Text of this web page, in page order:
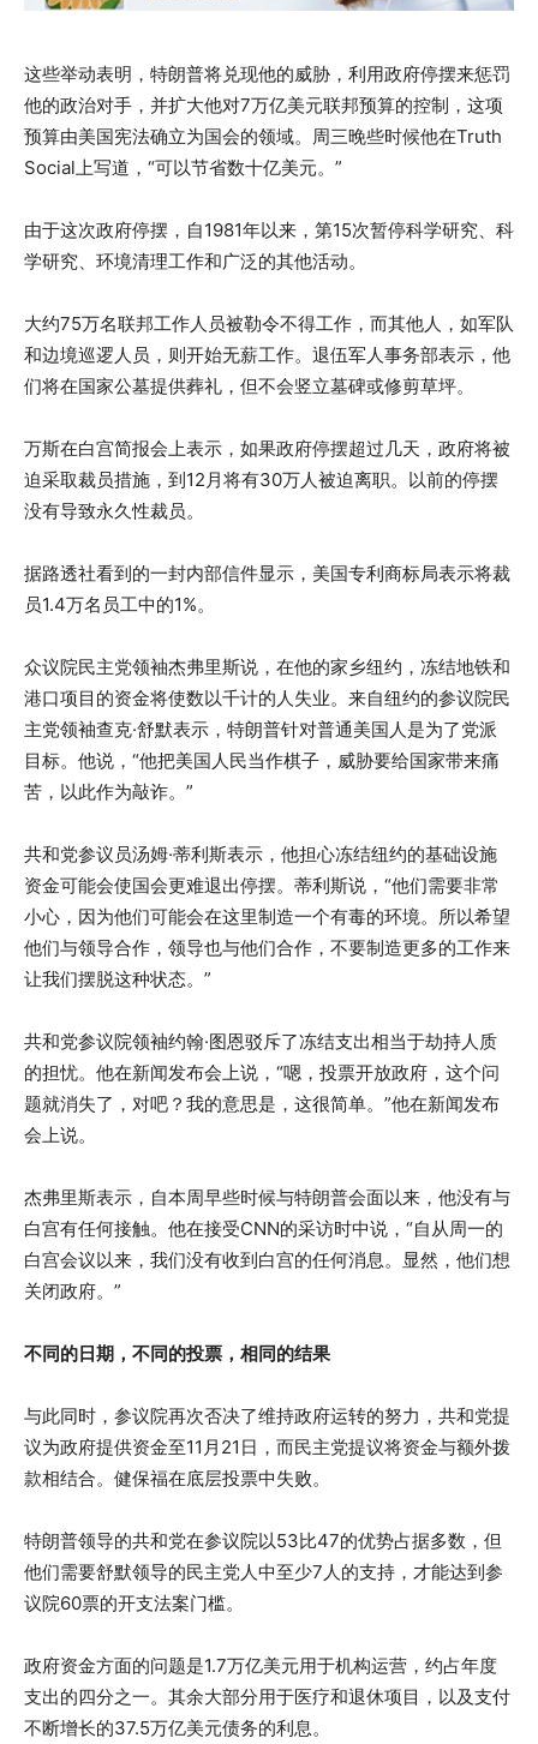
这些举动表明，特朗普将兑现他的威胁，利用政府停摆来惩罚
他的政治对手，并扩大他对7万亿美元联邦预算的控制，这项
预算由美国宪法确立为国会的领域。周三晚些时候他在Truth
Social上写道，“可以节省数十亿美元。”
由于这次政府停摆，自1981年以来，第15次暂停科学研究、科
学研究、环境清理工作和广泛的其他活动。
大约75万名联邦工作人员被勒令不得工作，而其他人，如军队
和边境巡逻人员，则开始无薪工作。退伍军人事务部表示，他
们将在国家公墓提供葬礼，但不会竖立墓碑或修剪草坪。
万斯在白宫简报会上表示，如果政府停摆超过几天，政府将被
迫采取裁员措施，到12月将有30万人被迫离职。以前的停摆
没有导致永久性裁员。
据路透社看到的一封内部信件显示，美国专利商标局表示将裁
员1.4万名员工中的1%。
众议院民主党领袖杰弗里斯说，在他的家乡纽约，冻结地铁和
港口项目的资金将使数以千计的人失业。来自纽约的参议院民
主党领袖查克·舒默表示，特朗普针对普通美国人是为了党派
目标。他说，“他把美国人民当作棋子，威胁要给国家带来痛
苦，以此作为敲诈。”
共和党参议员汤姆·蒂利斯表示，他担心冻结纽约的基础设施
资金可能会使国会更难退出停摆。蒂利斯说，“他们需要非常
小心，因为他们可能会在这里制造一个有毒的环境。所以希望
他们与领导合作，领导也与他们合作，不要制造更多的工作来
让我们摆脱这种状态。”
共和党参议院领袖约翰·图恩驳斥了冻结支出相当于劫持人质
的担忧。他在新闻发布会上说，“嗯，投票开放政府，这个问
题就消失了，对吧？我的意思是，这很简单。”他在新闻发布
会上说。
杰弗里斯表示，自本周早些时候与特朗普会面以来，他没有与
白宫有任何接触。他在接受CNN的采访时中说，“自从周一的
白宫会议以来，我们没有收到白宫的任何消息。显然，他们想
关闭政府。”
不同的日期，不同的投票，相同的结果
与此同时，参议院再次否决了维持政府运转的努力，共和党提
议为政府提供资金至11月21日，而民主党提议将资金与额外拨
款相结合。健保福在底层投票中失败。
特朗普领导的共和党在参议院以53比47的优势占据多数，但
他们需要舒默领导的民主党人中至少7人的支持，才能达到参
议院60票的开支法案门槛。
政府资金方面的问题是1.7万亿美元用于机构运营，约占年度
支出的四分之一。其余大部分用于医疗和退休项目，以及支付
不断增长的37.5万亿美元债务的利息。